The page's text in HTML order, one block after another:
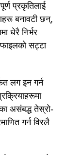
प्रकृतिलाई
बनावटी छन्,
धेरै निर्भर
सट्टा
लग इन गर्न
असंबद्ध तेस्रो-
गर्न विरलै